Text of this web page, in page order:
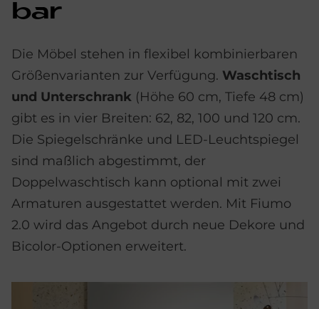
bar
Die Möbel stehen in flexibel kombinierbaren
Größenvarianten zur Verfügung. Waschtisch
und Unterschrank (Höhe 60 cm, Tiefe 48 cm)
gibt es in vier Breiten: 62, 82, 100 und 120 cm.
Die Spiegelschränke und LED-Leuchtspiegel
sind maßlich abgestimmt, der
Doppelwaschtisch kann optional mit zwei
Armaturen ausgestattet werden. Mit Fiumo
2.0 wird das Angebot durch neue Dekore und
Bicolor-Optionen erweitert.